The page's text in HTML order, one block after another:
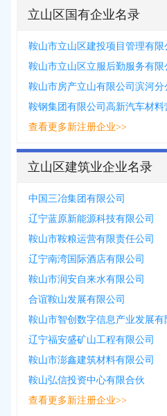
立山区国有企业名录
鞍山市立山区建投项目管理有限
鞍山市立山区立服后勤服务有限
鞍山市房产立山有限公司滨河分
鞍钢集团有限公司高新汽车材
查看更多新注册企业>>
立山区建筑业企业名录
中国三冶集团有限公司
辽宁蓝原新能源科技有限公司
鞍山市鞍粮运营有限责任公司
辽宁南湾国际酒店有限公司
鞍山市润安自来水有限公司
合谊鞍山发展有限公司
鞍山市智创数字信息产业发展有
辽宁福安盛矿山工程有限公司
鞍山市澎鑫建筑材料有限公司
鞍山弘信投资中心有限合伙
查看更多新注册企业>>